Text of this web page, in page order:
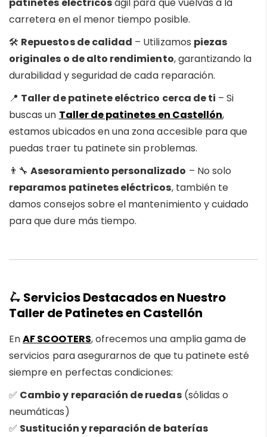
carretera en el menor tiempo posible.
🛠 Repuestos de calidad – Utilizamos piezas
originales o de alto rendimiento, garantizando la
durabilidad y seguridad de cada reparación.
📍 Taller de patinete eléctrico cerca de ti – Si
buscas un Taller de patinetes en Castellón,
estamos ubicados en una zona accesible para que
puedas traer tu patinete sin problemas.
👨🔧Asesoramiento personalizado – No solo
reparamos patinetes eléctricos, también te
damos consejos sobre el mantenimiento y cuidado
para que dure más tiempo.
🛴 Servicios Destacados en Nuestro
Taller de Patinetes en Castellón
EnAF SCOOTERS, ofrecemos una amplia gama de
servicios para asegurarnos de que tu patinete esté
siempre en perfectas condiciones:
✅ Cambio y reparación de ruedas(sólidas o
neumáticas)
✅ Sustitución y reparación de baterías